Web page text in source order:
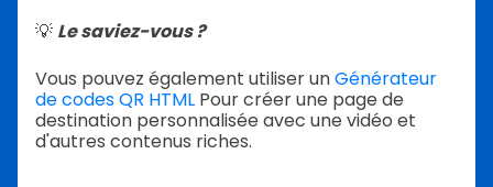
💡 Le saviez-vous ?
Vous pouvez également utiliser unGénérateur
de codes QR HTML Pour créer une page de
destination personnalisée avec une vidéo et
d'autres contenus riches.